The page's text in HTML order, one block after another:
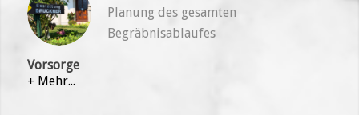
Planung des gesamten
Begräbnisablaufes
Vorsorge
+ Mehr...